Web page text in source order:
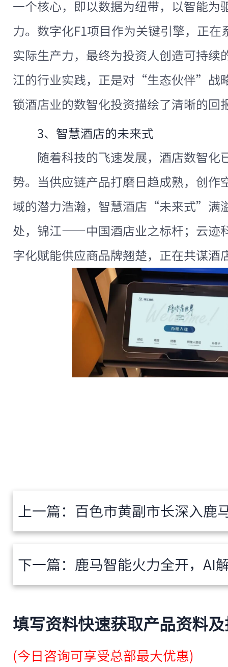
一个核心，即以数据为纽带，以智能为
力。数字化F1项目作为关键引擎，正在
实际生产力，最终为投资人创造可持续
江的行业实践，正是对“生态伙伴”战
锁酒店业的数智化投资描绘了清晰的回
3、智慧酒店的未来式
随着科技的飞速发展，酒店数智化
势。当供应链产品打磨日趋成熟，创作
域的潜力浩瀚，智慧酒店“未来式”满
处，锦江——中国酒店业之标杆；云
字化赋能供应商品牌翘楚，正在共谋酒
上一篇： 百色市黄副市长深入鹿马调研，共
下一篇： 鹿马智能火力全开，AI
填写资料快速获取产品资料
(今日咨询可享受总部最大优惠)